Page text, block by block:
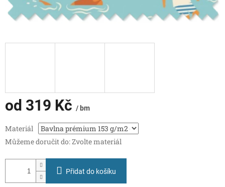
od 319 Kč / bm
cena:
Materiál
Můžeme doručit do:Zvolte materiál
Přidat do košíku